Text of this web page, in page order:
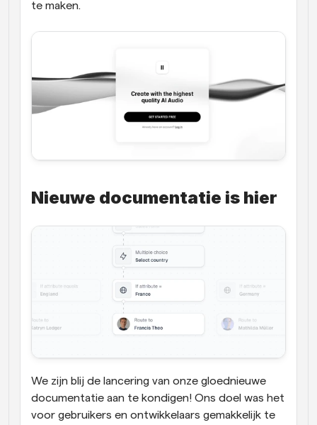
te maken.
Nieuwe documentatie is hier
We zijn blij de lancering van onze gloednieuwe
documentatie aan te kondigen! Ons doel was het
voor gebruikers en ontwikkelaars gemakkelijk te